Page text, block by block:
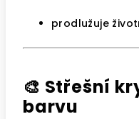
prodlužuje
🎨 Střešní
barvu